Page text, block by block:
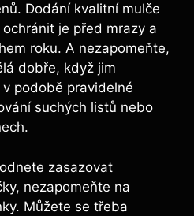
Dodání kvalitní mulče
je před mrazy a
roku. A nezapomeňte,
dobře, když jim
podobě pravidelné
suchých listů nebo
zasazovat
nezapomeňte na
Můžete se třeba